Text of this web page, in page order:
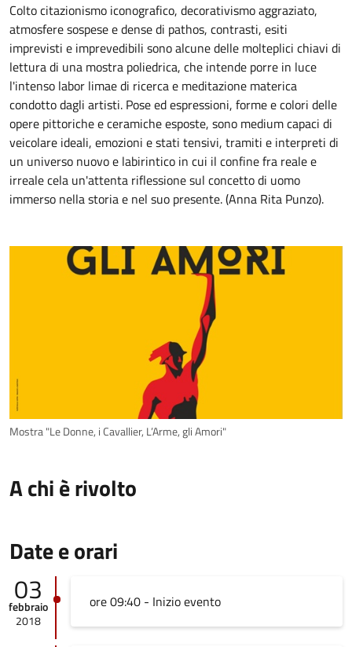
Colto citazionismo iconografico, decorativismo aggraziato,
atmosfere sospese e dense di pathos, contrasti, esiti
imprevisti e imprevedibili sono alcune delle molteplici chiavi di
lettura di una mostra poliedrica, che intende porre in luce
l'intenso labor limae di ricerca e meditazione materica
condotto dagli artisti. Pose ed espressioni, forme e colori delle
opere pittoriche e ceramiche esposte, sono medium capaci di
veicolare ideali, emozioni e stati tensivi, tramiti e interpreti di
un universo nuovo e labirintico in cui il confine fra reale e
irreale cela un'attenta riflessione sul concetto di uomo
immerso nella storia e nel suo presente. (Anna Rita Punzo).
Mostra "Le Donne, i Cavallier, L’Arme, gli Amori"
A chi è rivolto
Date e orari
03
febbraio
2018
ore 09:40 - Inizio evento